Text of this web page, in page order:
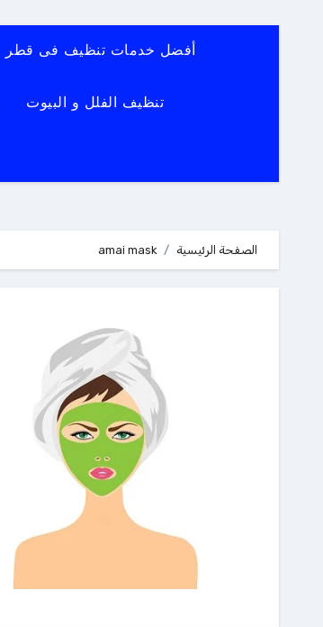
أفضل خدمات تنظيف فى قطر
تنظيف الفلل و البيوت
الصفحة الرئيسية amai mask